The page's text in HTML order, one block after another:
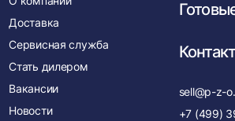
Доставка
Сервисная служба
Стать дилером
Вакансии
Новости
sell@p-z-
+7 (499)